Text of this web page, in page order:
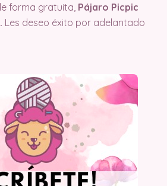
forma gratuita, Pájaro Picpic
Les deseo éxito por adelantado